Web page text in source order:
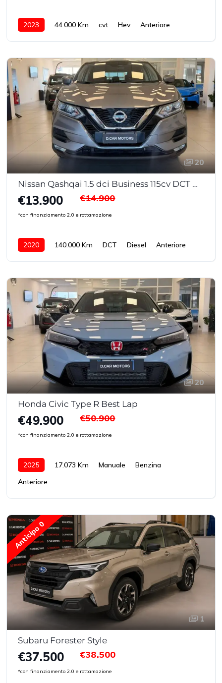
2023 44.000 Km cvt Hev Anteriore
20
Nissan Qashqai 1.5 dci Business 115cv DCT My20
€13.900
*con finanziamento 2.0 e rottamazione
€14.900
2020 140.000 Km DCT Diesel Anteriore
20
Honda Civic Type R Best Lap
€49.900
*con finanziamento 2.0 e rottamazione
€50.900
2025 17.073 Km Manuale
Benzina
Anteriore
Anticipo 0
1
Subaru Forester Style
€37.500
*con finanziamento 2.0 e rottamazione
€38.500